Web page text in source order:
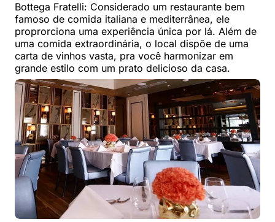
Bottega Fratelli: Considerado um restaurante bem
famoso de comida italiana e mediterrânea, ele
proprorciona uma experiência única por lá. Além de
uma comida extraordinária, o local dispõe de uma
carta de vinhos vasta, pra você harmonizar em
grande estilo com um prato delicioso da casa.